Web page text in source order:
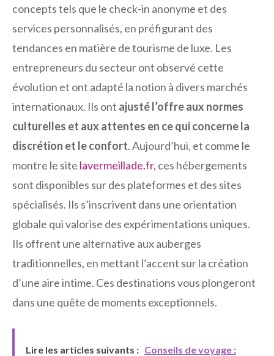
concepts tels que le check-in anonyme et des
services personnalisés, en préfigurant des
tendances en matière de tourisme de luxe. Les
entrepreneurs du secteur ont observé cette
évolution et ont adapté la notion à divers marchés
internationaux. Ils ont ajusté l’offre aux normes
culturelles et aux attentes en ce qui concerne la
discrétion et le confort. Aujourd’hui, et comme le
montre le site lavermeillade.fr, ces hébergements
sont disponibles sur des plateformes et des sites
spécialisés. Ils s’inscrivent dans une orientation
globale qui valorise des expérimentations uniques.
Ils offrent une alternative aux auberges
traditionnelles, en mettant l’accent sur la création
d’une aire intime. Ces destinations vous plongeront
dans une quête de moments exceptionnels.
Lire les articles suivants : Conseils de voyage :